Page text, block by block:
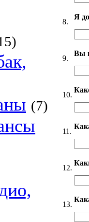
(7)
8.
Я
9.
Вы
10.
11.
12.
13.